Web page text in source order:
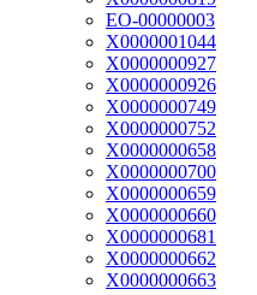
ЕО-00000003
Х0000001044
Х0000000927
Х0000000926
Х0000000749
Х0000000752
Х0000000658
Х0000000700
Х0000000659
Х0000000660
Х0000000681
Х0000000662
Х0000000663